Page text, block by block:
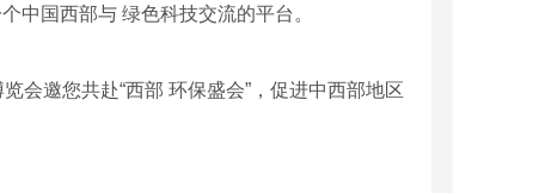
中国西部与 绿色科技交流的平台。
邀您共赴“西部 环保盛会”，促进中西部地区